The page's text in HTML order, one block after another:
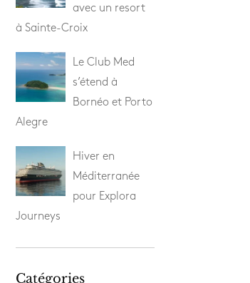
avec un resort
à Sainte-Croix
Le Club Med
s’étend à
Bornéo et Porto
Alegre
Hiver en
Méditerranée
pour Explora
Journeys
Catégories